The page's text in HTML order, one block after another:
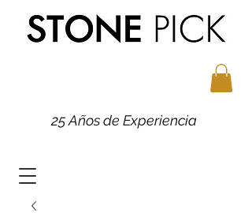
25 Años de Experiencia